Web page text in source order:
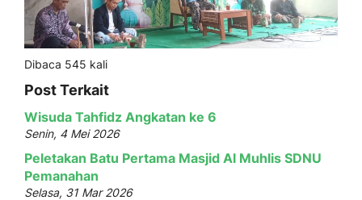
Dibaca 545 kali
Post Terkait
Wisuda Tahfidz Angkatan ke 6
Senin, 4 Mei 2026
Peletakan Batu Pertama Masjid Al Muhlis SDNU
Pemanahan
Selasa, 31 Mar 2026